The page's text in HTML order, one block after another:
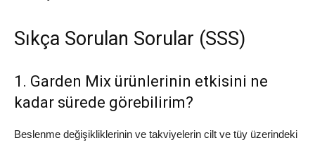
Sıkça Sorulan Sorular (SSS)
1. Garden Mix ürünlerinin etkisini ne
kadar sürede görebilirim?
Beslenme değişikliklerinin ve takviyelerin cilt ve tüy üzerindeki